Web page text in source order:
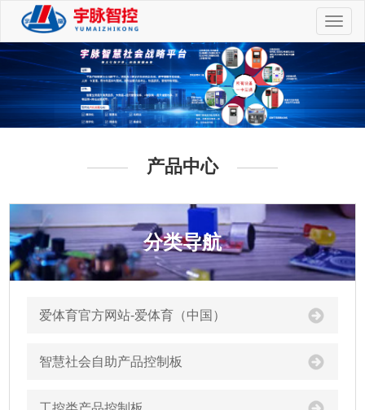
切
换
航
产品中心
分类导航
爱体育官方网站-爱体育（中国）
智慧社会自助产品控制板